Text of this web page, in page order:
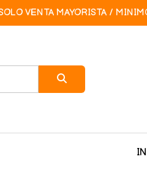
VENTA MAYORISTA /